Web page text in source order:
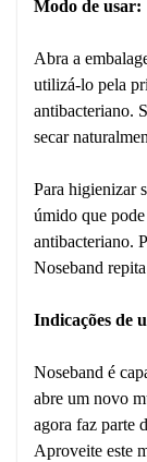
Modo de usar:
Abra a
utilizá-lo pela
antibacteriano.
secar
Para higienizar
úmido que
antibacteriano.
Noseband
Indicações de
Noseband é
abre um novo
agora faz parte
Aproveite este